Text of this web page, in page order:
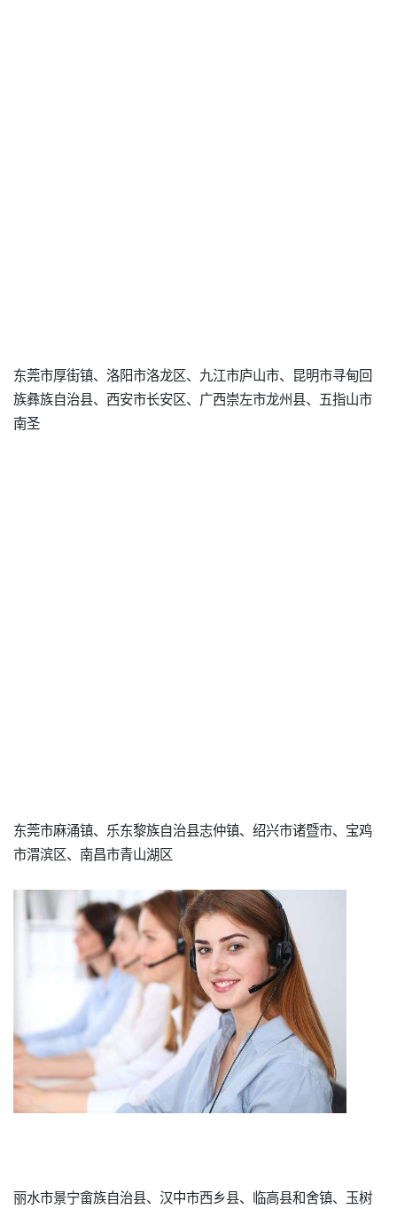
东莞市厚街镇、洛阳市洛龙区、九江市庐山市、昆明市寻甸回
族彝族自治县、西安市长安区、广西崇左市龙州县、五指山市
南圣
东莞市麻涌镇、乐东黎族自治县志仲镇、绍兴市诸暨市、宝鸡
市渭滨区、南昌市青山湖区
丽水市景宁畲族自治县、汉中市西乡县、临高县和舍镇、玉树